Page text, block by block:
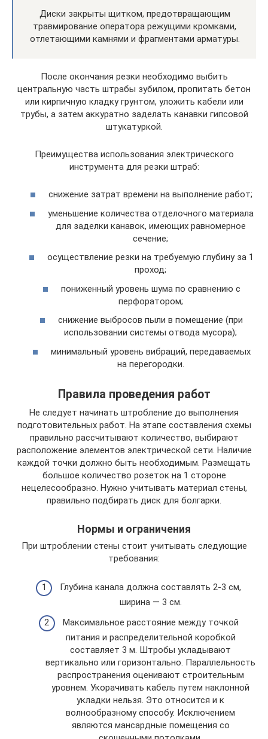
Диски закрыты щитком, предотвращающим
травмирование оператора режущими кромками,
отлетающими камнями и фрагментами арматуры.
После окончания резки необходимо выбить
центральную часть штрабы зубилом, пропитать бетон
или кирпичную кладку грунтом, уложить кабели или
трубы, а затем аккуратно заделать канавки гипсовой
штукатуркой.
Преимущества использования электрического
инструмента для резки штраб:
снижение затрат времени на выполнение работ;
уменьшение количества отделочного материала
для заделки канавок, имеющих равномерное
сечение;
осуществление резки на требуемую глубину за 1
проход;
пониженный уровень шума по сравнению с
перфоратором;
снижение выбросов пыли в помещение (при
использовании системы отвода мусора);
минимальный уровень вибраций, передаваемых
на перегородки.
Правила проведения работ
Не следует начинать штробление до выполнения
подготовительных работ. На этапе составления схемы
правильно рассчитывают количество, выбирают
расположение элементов электрической сети. Наличие
каждой точки должно быть необходимым. Размещать
большое количество розеток на 1 стороне
нецелесообразно. Нужно учитывать материал стены,
правильно подбирать диск для болгарки.
Нормы и ограничения
При штроблении стены стоит учитывать следующие
требования:
Глубина канала должна составлять 2-3 см,
ширина — 3 см.
Максимальное расстояние между точкой
питания и распределительной коробкой
составляет 3 м. Штробы укладывают
вертикально или горизонтально. Параллельность
распространения оценивают строительным
уровнем. Укорачивать кабель путем наклонной
укладки нельзя. Это относится и к
волнообразному способу. Исключением
являются мансардные помещения со